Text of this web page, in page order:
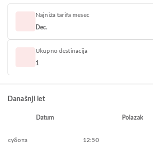
Najniža tarifa mesec
Dec.
Ukupno destinacija
1
Današnji let
Datum Polazak
субота
12:50